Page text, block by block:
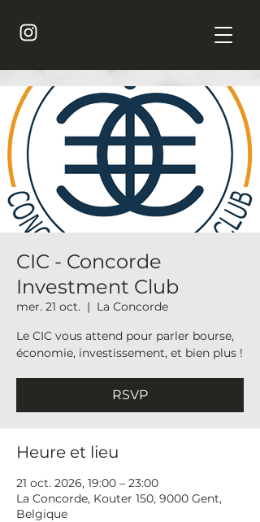
CIC - Concorde
Investment Club
mer. 21 oct.
  |
La Concorde
Le CIC vous attend pour parler bourse,
économie, investissement, et bien plus !
RSVP
Heure et lieu
21 oct. 2026, 19:00 – 23:00
La Concorde, Kouter 150, 9000 Gent,
Belgique